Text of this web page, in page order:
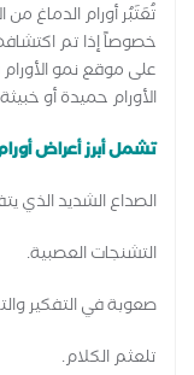
تُعَتَبُر أورام الدماغ من
خصوصاً إذا تم
على موقع نمو
الأورام حميدة أو
تشمل أبرز أعراض
الصداع الشديد الذي
التشنجات العصبية.
صعوبة في التفكير
تلعثم الكلام.